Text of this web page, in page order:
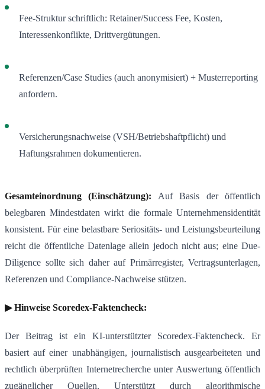
Fee-Struktur schriftlich: Retainer/Success Fee, Kosten,
Interessenkonflikte, Drittvergütungen.
Referenzen/Case Studies (auch anonymisiert) + Musterreporting
anfordern.
Versicherungsnachweise (VSH/Betriebshaftpflicht) und
Haftungsrahmen dokumentieren.
Gesamteinordnung (Einschätzung): Auf Basis der öffentlich
belegbaren Mindestdaten wirkt die formale Unternehmensidentität
konsistent. Für eine belastbare Seriositäts- und Leistungsbeurteilung
reicht die öffentliche Datenlage allein jedoch nicht aus; eine Due-
Diligence sollte sich daher auf Primärregister, Vertragsunterlagen,
Referenzen und Compliance-Nachweise stützen.
▶ Hinweise Scoredex-Faktencheck:
Der Beitrag ist ein KI-unterstützter Scoredex-Faktencheck. Er
basiert auf einer unabhängigen, journalistisch ausgearbeiteten und
rechtlich überprüften Internetrecherche unter Auswertung öffentlich
zugänglicher Quellen. Unterstützt durch algorithmische